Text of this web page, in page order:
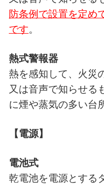
防条例で設置を定め
です。
熱式警報器
熱を感知して、火災
又は音声で知らせる
に煙や蒸気の多い台
【電源】
電池式
乾電池を電源とする